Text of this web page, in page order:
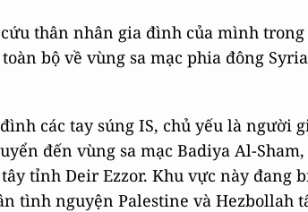
cứu thân nhân gia đình của mình
bộ về vùng sa mạc phia đông
các tay súng IS, chủ yếu là người
đến vùng sa mạc Badiya Al-
tỉnh Deir Ezzor. Khu vực này đang
tình nguyện Palestine và Hezbollah